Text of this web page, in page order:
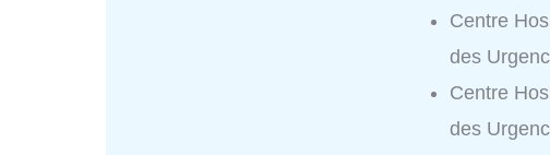
Centre
des
Centre
des